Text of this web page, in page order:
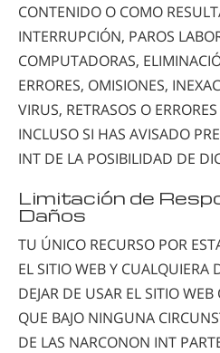
CONTENIDO O COMO
INTERRUPCIÓN, PAROS
COMPUTADORAS,
ERRORES, OMISIONES,
VIRUS, RETRASOS O
INCLUSO SI HAS AVISADO
INT DE LA POSIBILIDAD DE
Limitación de
Daños
TU ÚNICO RECURSO POR
EL SITIO WEB Y CUALQUIERA
DEJAR DE USAR EL SITIO WEB
QUE BAJO NINGUNA
DE LAS NARCONON INT